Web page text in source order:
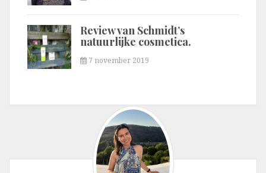
Review van Schmidt’s
natuurlijke cosmetica.
7 november 2019